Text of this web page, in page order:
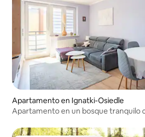
Apartamento en Ignatki-Osiedle
Apartamento en un bosque tranquilo